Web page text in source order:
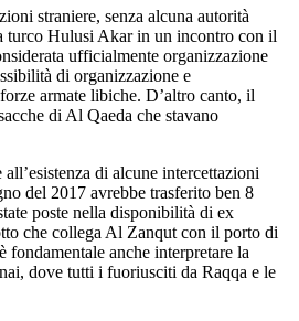
straniere, senza alcuna autorità
turco Hulusi Akar in un incontro con il
ufficialmente organizzazione
di organizzazione e
armate libiche. D’altro canto, il
di Al Qaeda che stavano
di alcune intercettazioni
del 2017 avrebbe trasferito ben 8
poste nella disponibilità di ex
che collega Al Zanqut con il porto di
anche interpretare la
dove tutti i fuoriusciti da Raqqa e le